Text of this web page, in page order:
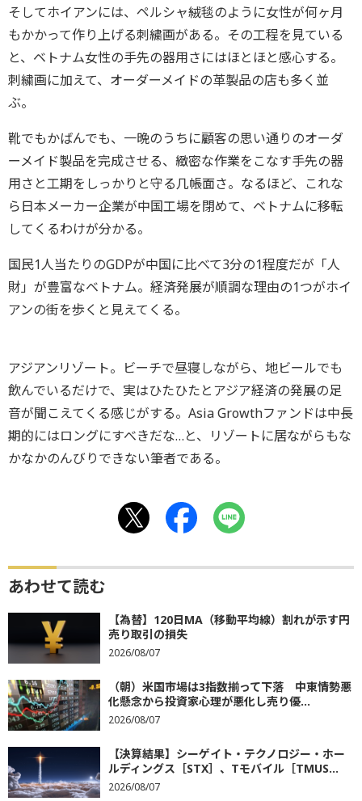
そしてホイアンには、ペルシャ絨毯のように女性が何ヶ月
もかかって作り上げる刺繍画がある。その工程を見ている
と、ベトナム女性の手先の器用さにはほとほと感心する。
刺繍画に加えて、オーダーメイドの革製品の店も多く並
ぶ。
靴でもかばんでも、一晩のうちに顧客の思い通りのオーダ
ーメイド製品を完成させる、緻密な作業をこなす手先の器
用さと工期をしっかりと守る几帳面さ。なるほど、これな
ら日本メーカー企業が中国工場を閉めて、ベトナムに移転
してくるわけが分かる。
国民1人当たりのGDPが中国に比べて3分の1程度だが「人
財」が豊富なベトナム。経済発展が順調な理由の1つがホイ
アンの街を歩くと見えてくる。
アジアンリゾート。ビーチで昼寝しながら、地ビールでも
飲んでいるだけで、実はひたひたとアジア経済の発展の足
音が聞こえてくる感じがする。Asia Growthファンドは中長
期的にはロングにすべきだな…と、リゾートに居ながらもな
かなかのんびりできない筆者である。
あわせて読む
【為替】120日MA（移動平均線）割れが示す円
売り取引の損失
2026/08/07
（朝）米国市場は3指数揃って下落 中東情勢悪
化懸念から投資家心理が悪化し売り優...
2026/08/07
【決算結果】シーゲイト・テクノロジー・ホー
ルディングス［STX］、Tモバイル［TMUS...
2026/08/07